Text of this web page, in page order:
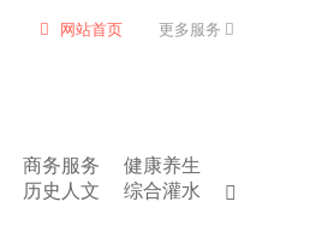
商务服务
健康养生
历史人文 综合灌水
网站首页 更多服务